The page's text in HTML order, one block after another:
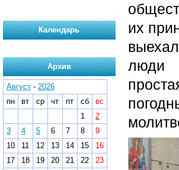
их
люди
Календарь
Архив
Август - 2026
пн
вт ср чт пт сб
вс
1
2
3
4 5 6 7 8
9
10
11 12 13 14 15
16
17
18 19 20 21 22
23